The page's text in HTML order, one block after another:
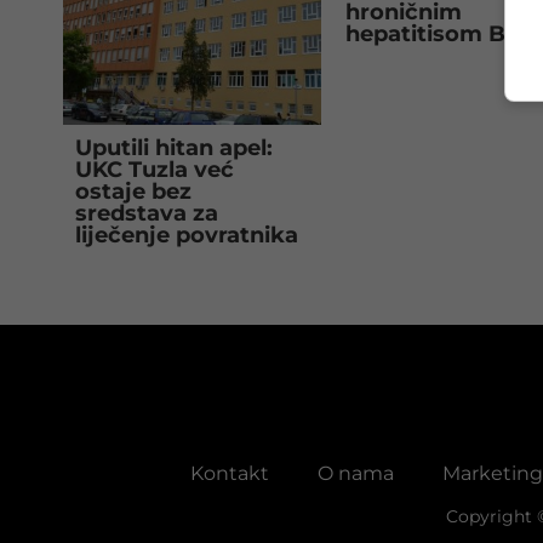
Uputili hitan apel:
UKC Tuzla već
ostaje bez
sredstava za
liječenje povratnika
hroničnim
hepatitisom B ili C
Kontakt O nama Marketing
Copyright